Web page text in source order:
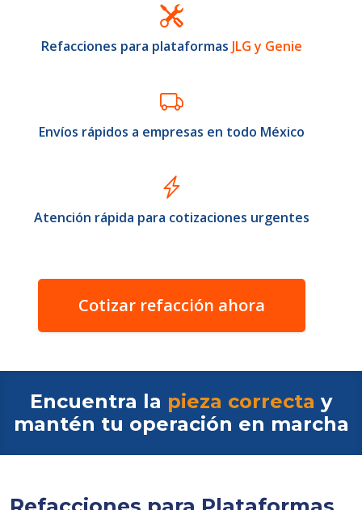
Refacciones para plataformas JLG y Genie
Envíos rápidos a empresas en todo México
Atención rápida para cotizaciones urgentes
Cotizar refacción ahora
Encuentra la pieza correcta y
mantén tu operación en marcha